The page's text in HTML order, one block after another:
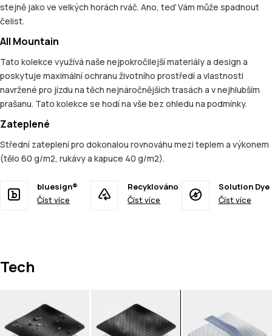
stejně jako ve velkých horách rváč. Ano, teď Vám může spadnout
čelist.
All Mountain
Tato kolekce využívá naše nejpokročilejší materiály a design a
poskytuje maximální ochranu životního prostředí a vlastnosti
navržené pro jízdu na těch nejnáročnějších trasách a v nejhlubším
prašanu. Tato kolekce se hodí na vše bez ohledu na podmínky.
Zateplené
Střední zateplení pro dokonalou rovnováhu mezi teplem a výkonem
(tělo 60 g/m2, rukávy a kapuce 40 g/m2).
bluesign®
Číst více
Recyklováno
Číst více
Solution Dye
Číst více
Tech